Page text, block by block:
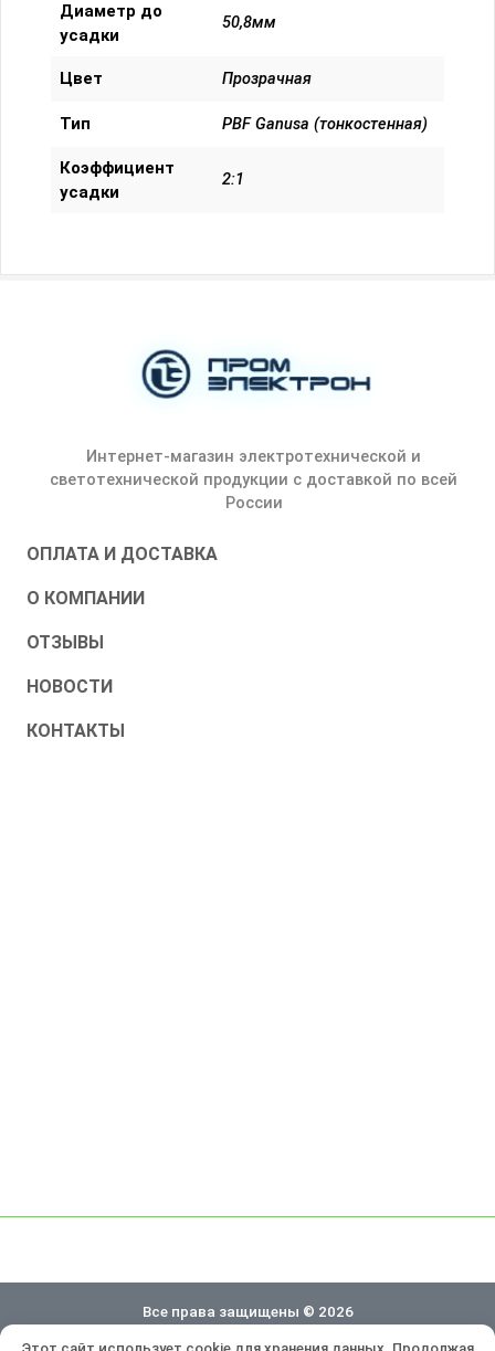
Диаметр до
усадки
50,8мм
Цвет Прозрачная
Тип PBF Ganusa (тонкостенная)
Коэффициент
усадки
2:1
Интернет-магазин электротехнической и
светотехнической продукции с доставкой по всей
России
ОПЛАТА И ДОСТАВКА
О КОМПАНИИ
ОТЗЫВЫ
НОВОСТИ
КОНТАКТЫ
Все права защищены © 2026